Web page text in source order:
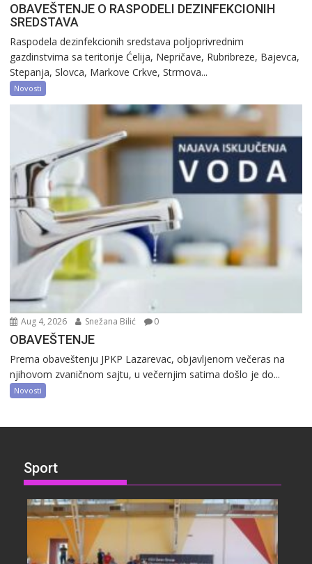
OBAVEŠTENJE O RASPODELI DEZINFEKCIONIH
SREDSTAVA
Raspodela dezinfekcionih sredstava poljoprivrednim
gazdinstvima sa teritorije Ćelija, Nepričave, Rubribreze, Bajevca,
Stepanja, Slovca, Markove Crkve, Strmova...
Novosti
Aug 4, 2026 Snežana Bilić 0
OBAVEŠTENJE
Prema obaveštenju JPKP Lazarevac, objavljenom večeras na
njihovom zvaničnom sajtu, u večernjim satima došlo je do...
Novosti
Sport